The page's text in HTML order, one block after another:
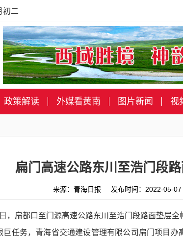
初二
政策解读 外媒看黄南 图片新闻 视
扁门高速公路东川至浩门段
来源：青海日报 发布时间：2022-05-
，扁都口至门源高速公路东川至浩门段路面垫层
任务，青海省交通建设管理有限公司扁门项目